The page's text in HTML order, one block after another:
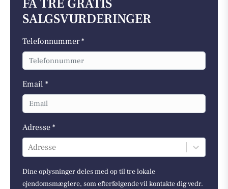
FÅ TRE GRATIS
SALGSVURDERINGER
Telefonnummer *
Email *
Adresse *
Adresse
Dine oplysninger deles med op til tre lokale
ejendomsmæglere, som efterfølgende vil kontakte dig vedr.